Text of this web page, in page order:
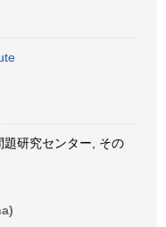
研究センター, その